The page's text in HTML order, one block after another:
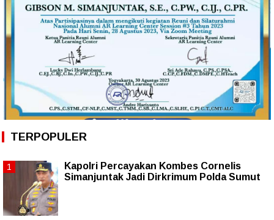
TERPOPULER
Kapolri Percayakan Kombes Cornelis
Simanjuntak Jadi Dirkrimum Polda Sumut